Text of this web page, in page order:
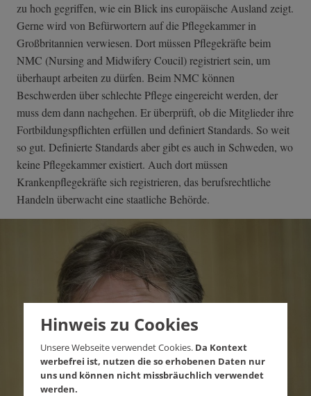
zu hoch gegriffen, wie ein Blick ins europäische Ausland zeigt.
Gerne wird von Befürwortern auf die Pflegekammer in
Großbritannien verwiesen. Dort müssen Pflegekräfte beim
NMC (Nursing and Midwifery Coucil) registriert sein, um
überhaupt arbeiten zu dürfen. Beim NMC können
Beschwerden über schlechte Pflege eingereicht werden, der
muss dem dann nachgehen. Er überprüft, ob die Mitglieder ihre
Fortbildungspflichten erfüllen und definiert Standards. So weit
so gut. Definierte Standards aber gibt es auch in Schweden, wo
keine Pflegekammer existiert. Auch dort müssen
Krankenpflegekräfte sich registrieren, das berufsrechtliche
Handeln überwacht eine staatliche Behörde.
Hinweis zu Cookies
Unsere Webseite verwendet Cookies. Da Kontext
werbefrei ist, nutzen die so erhobenen Daten nur
uns und können nicht missbräuchlich verwendet
werden.